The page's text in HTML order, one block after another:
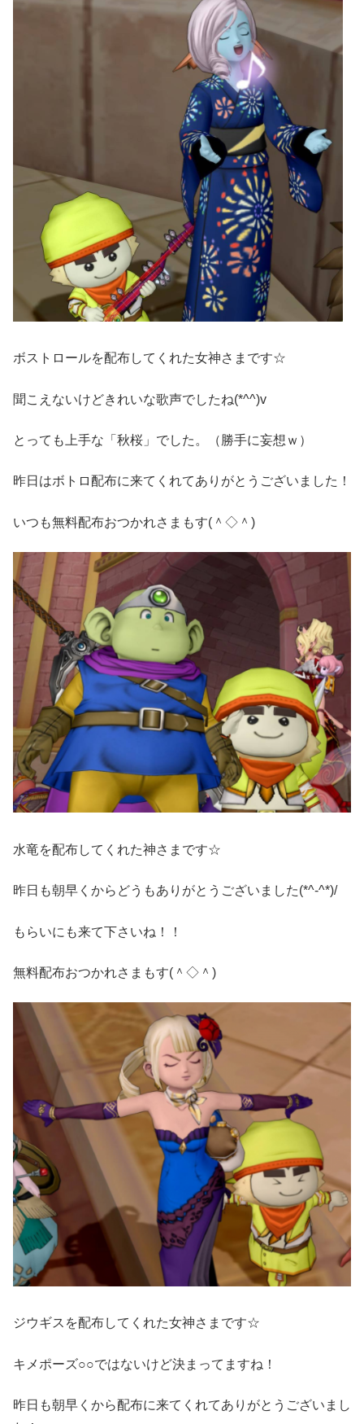
ボストロールを配布してくれた女神さまです☆
聞こえないけどきれいな歌声でしたね(*^^)v
とっても上手な「秋桜」でした。（勝手に妄想ｗ）
昨日はボトロ配布に来てくれてありがとうございました！
いつも無料配布おつかれさまもす(＾◇＾)ゞ
水竜を配布してくれた神さまです☆
昨日も朝早くからどうもありがとうございました(*^-^*)/
もらいにも来て下さいね！！
無料配布おつかれさまもす(＾◇＾)ゞ
ジウギスを配布してくれた女神さまです☆
キメポーズ○○ではないけど決まってますね！
昨日も朝早くから配布に来てくれてありがとうございまし